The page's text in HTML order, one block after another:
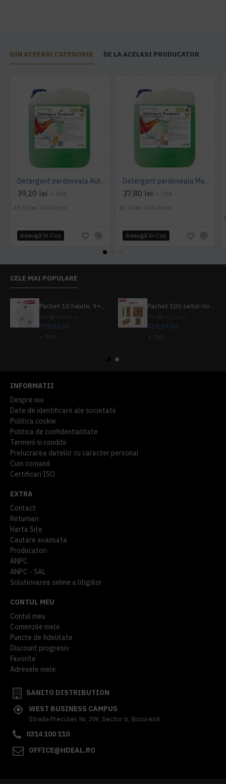
DIN ACEEASI CATEGORIE DE LA ACELASI PRODUCATOR
Detergent pardoseala Automat premium AQAS
39,20 lei + TVA
47,43 lei TVA inclus
Adaugă în Coş
Detergent pardoseala Manual premium 5L Canistra AQAS
37,80 lei + TVA
45,74 lei TVA inclus
Adaugă în Coş
CELE MAI POPULARE
Pachet 10 halate, 9+1 gratuit
755,82 lei
+ TVA
Pachet 100 seturi hoteliere, set dentar, set barbierit, casca de dus, pila unghii, set cusut
533,69 lei
+ TVA
INFORMATII
Despre noi
Date de identificare ale societatii
Politica cookie
Politica de confidentialitate
Termeni si conditii
Prelucrarea datelor cu caracter personal
Cum comand
Certificari ISO
EXTRA
Contact
Returnari
Harta Site
Cautare avansata
Producatori
ANPC
ANPC - SAL
Solutionarea online a litigiilor
CONTUL MEU
Contul meu
Comenzile mele
Puncte de fidelitate
Discount progresiv
Favorite
Adresele mele
SANITO DISTRIBUTION
WEST BUSINESS CAMPUS
Strada Preciziei, Nr, 3W, Sector 6, Bucuresti
0314 100 110
OFFICE@HDEAL.RO